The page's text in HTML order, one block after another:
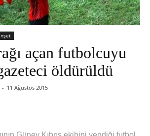
açan futbolcuyu
öldürüldü
- 11 Ağustos 2015